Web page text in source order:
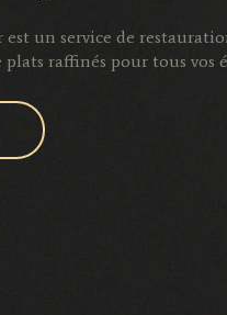
un service de
raffinés pour tous vos